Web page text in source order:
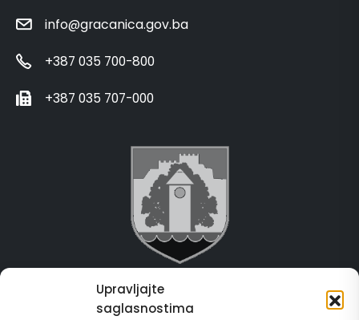
Upravljajte
saglasnostima
info@gracanica.gov.ba
+387 035 700-800
+387 035 707-000
Grad Gračanica